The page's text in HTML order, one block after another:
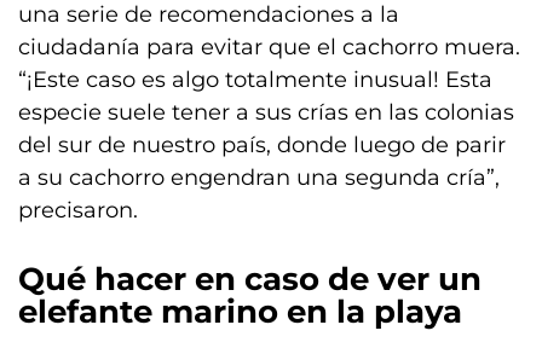
una serie de recomendaciones a la
ciudadanía para evitar que el cachorro muera.
“¡Este caso es algo totalmente inusual! Esta
especie suele tener a sus crías en las colonias
del sur de nuestro país, donde luego de parir
a su cachorro engendran una segunda cría”,
precisaron.
Qué hacer en caso de ver un
elefante marino en la playa